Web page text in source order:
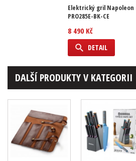
Elektrický gril Napoleon
PRO285E-BK-CE
8 490 Kč
DETAIL
DALŠÍ PRODUKTY V KATEGORII